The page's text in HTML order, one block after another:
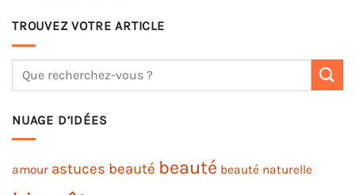
TROUVEZ VOTRE ARTICLE
NUAGE D’IDÉES
amour astuces beauté beauté beauté naturelle